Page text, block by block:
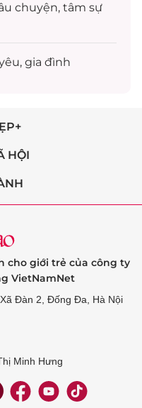
chuyện, tâm sự
gia đình
HỘI
cho giới trẻ của công ty
VietNamNet
Đàn 2, Đống Đa, Hà Nội
Minh Hưng